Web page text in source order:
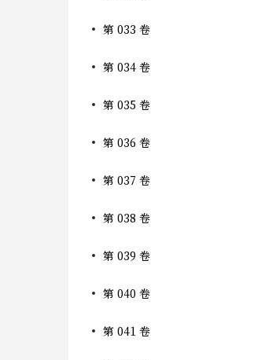
第 033 卷
第 034 卷
第 035 卷
第 036 卷
第 037 卷
第 038 卷
第 039 卷
第 040 卷
第 041 卷